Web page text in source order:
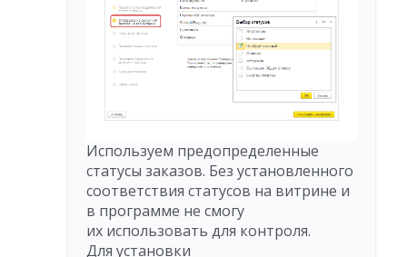
Используем предопределенные
статусы заказов. Без установленного
соответствия статусов на витрине и
в программе не смогу
их использовать для контроля.
Для установки